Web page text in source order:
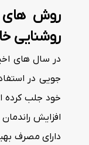
روش های
روشنایی
در سال های
جویی در
خود جلب
افزایش
دارای مصرف